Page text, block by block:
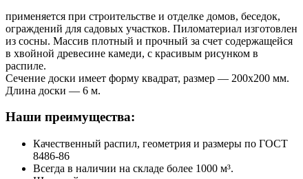
применяется при строительстве и отделке домов, беседок,
ограждений для садовых участков. Пиломатериал изготовлен
из сосны. Массив плотный и прочный за счет содержащейся
в хвойной древесине камеди, с красивым рисунком в
распиле.
Сечение доски имеет форму квадрат, размер — 200х200 мм.
Длина доски — 6 м.
Наши преимущества:
Качественный распил, геометрия и размеры по ГОСТ
8486-86
Всегда в наличии на складе более 1000 м³.